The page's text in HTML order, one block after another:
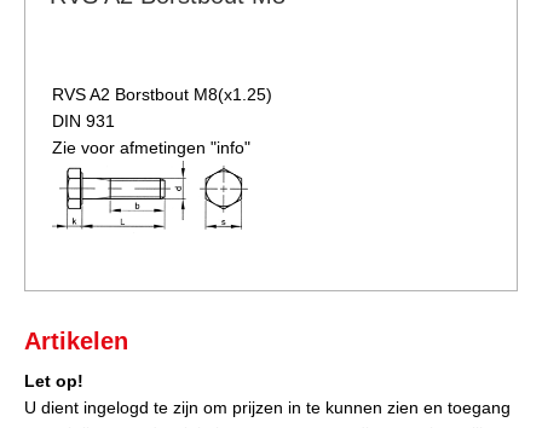
RVS A2 Borstbout M8(x1.25)
DIN 931
Zie voor afmetingen "info"
Artikelen
Let op!
U dient ingelogd te zijn om prijzen in te kunnen zien en toegang